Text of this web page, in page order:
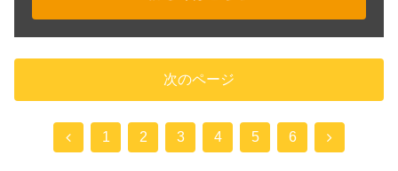
次のページ
前
1 2 3 4 5 6
次